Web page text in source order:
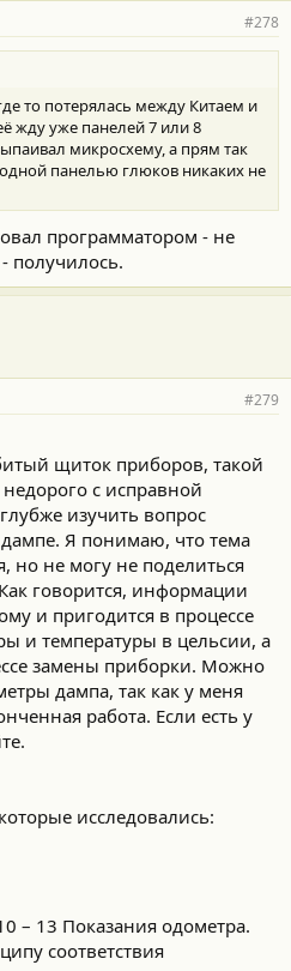
#278
то потерялась между Китаем и
жду уже панелей 7 или 8
микросхему, а прям так
панелью глюков никаких не
программатором - не
получилось.
#279
щиток приборов, такой
с исправной
изучить вопрос
Я понимаю, что тема
но не могу не поделиться
говорится, информации
и пригодится в процессе
и температуры в цельсии, а
замены приборки. Можно
дампа, так как у меня
работа. Если есть у
исследовались:
– 13 Показания одометра.
соответствия